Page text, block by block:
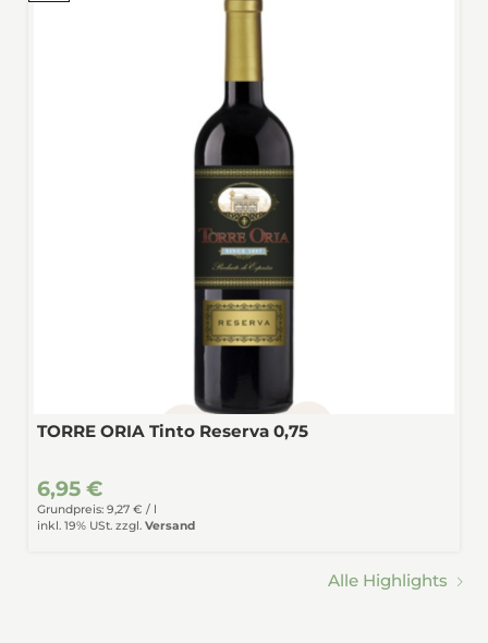
TORRE ORIA Tinto Reserva 0,75
6,95 €
Grundpreis: 9,27 € /
inkl. 19% USt. zzgl. Versand
Alle Highlights